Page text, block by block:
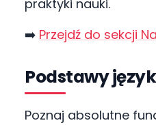
praktyki nauki.
➡️ Przejdź do sekcji
Podstawy
Poznaj absolutne